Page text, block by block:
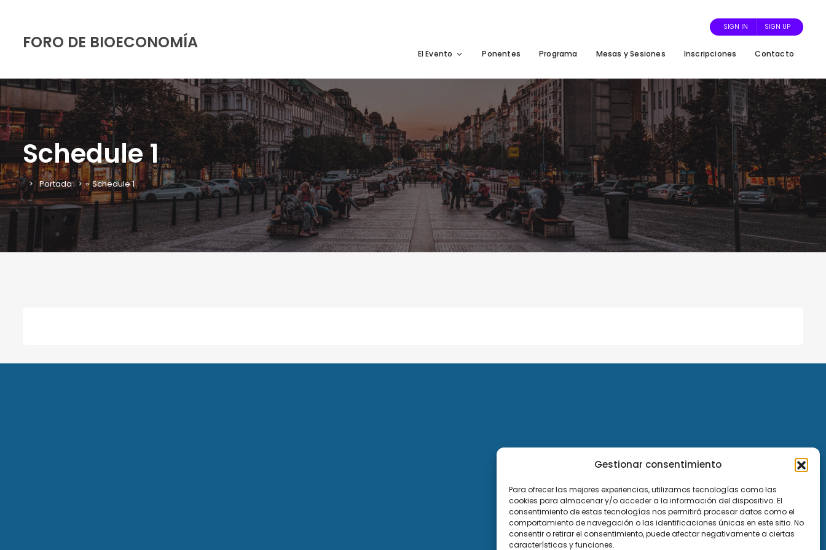
Gestionar consentimiento
Para ofrecer las mejores experiencias, utilizamos tecnologías como las
cookies para almacenar y/o acceder a la información del dispositivo. El
consentimiento de estas tecnologías nos permitirá procesar datos como el
comportamiento de navegación o las identificaciones únicas en este sitio. No
consentir o retirar el consentimiento, puede afectar negativamente a ciertas
características y funciones.
FORO DE BIOECONOMÍA
SIGN IN SIGN UP
El Evento Ponentes Programa Mesas y Sesiones Inscripciones Contacto
Schedule 1
Portada » Schedule 1